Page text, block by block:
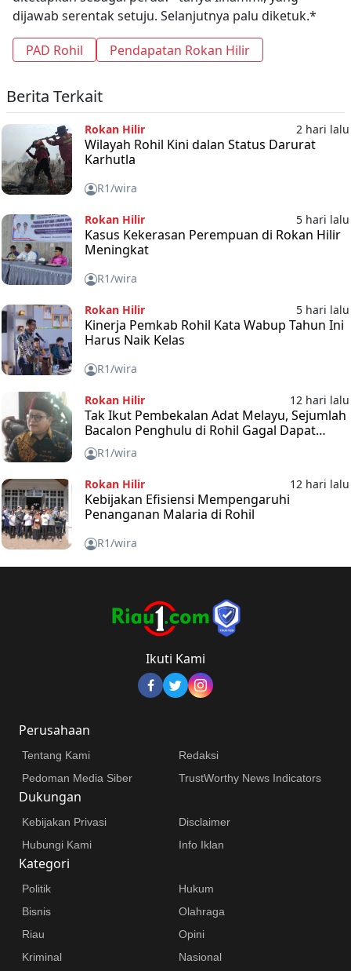
dijawab serentak setuju. Selanjutnya palu diketuk.*
PAD Rohil
Pendapatan Rokan Hilir
Berita Terkait
Rokan Hilir 2 hari lalu
Wilayah Rohil Kini dalan Status Darurat
Karhutla
R1/wira
Rokan Hilir 5 hari lalu
Kasus Kekerasan Perempuan di Rokan Hilir
Meningkat
R1/wira
Rokan Hilir 5 hari lalu
Kinerja Pemkab Rohil Kata Wabup Tahun Ini
Harus Naik Kelas
R1/wira
Rokan Hilir 12 hari lalu
Tak Ikut Pembekalan Adat Melayu, Sejumlah
Bacalon Penghulu di Rohil Gagal Dapat
Warkah
R1/wira
Rokan Hilir 12 hari lalu
Kebijakan Efisiensi Mempengaruhi
Penanganan Malaria di Rohil
R1/wira
Ikuti Kami
Perusahaan
Tentang Kami
Redaksi
Pedoman Media Siber
TrustWorthy News Indicators
Dukungan
Kebijakan Privasi
Disclaimer
Hubungi Kami
Info Iklan
Kategori
Politik
Hukum
Bisnis
Olahraga
Riau
Opini
Kriminal
Nasional